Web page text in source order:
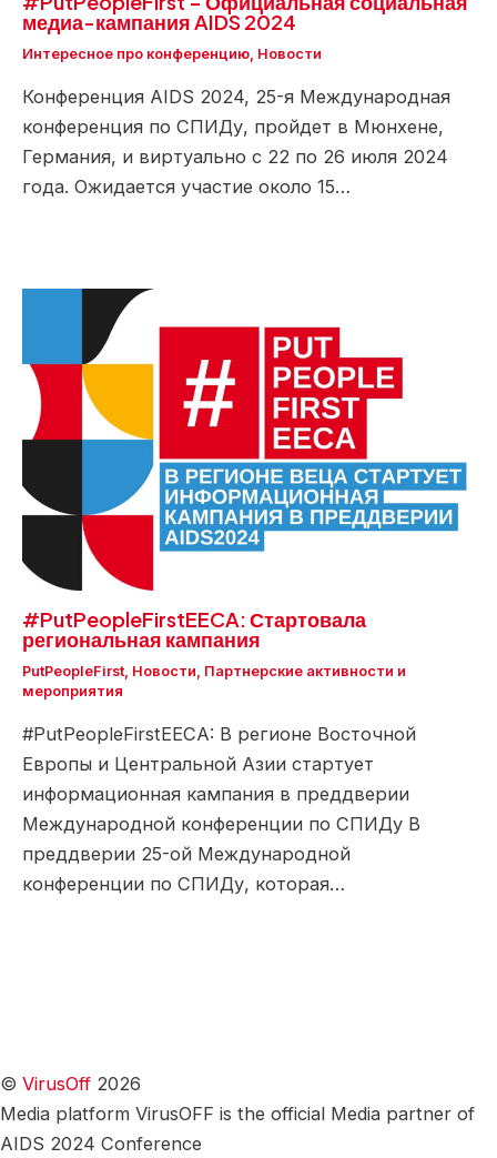
медиа-кампания AIDS 2024
Интересное про конференцию Новости
Конференция AIDS 2024, 25-я Международная
конференция по СПИДу, пройдет в Мюнхене,
Германия, и виртуально с 22 по 26 июля 2024
года. Ожидается участие около 15…
#PutPeopleFirstEECA: Стартовала
региональная кампания
PutPeopleFirst Новости Партнерские активности и
мероприятия
#PutPeopleFirstEECA: В регионе Восточной
Европы и Центральной Азии стартует
информационная кампания в преддверии
Международной конференции по СПИДу В
преддверии 25-ой Международной
конференции по СПИДу, которая…
© VirusOff 2026
Media platform VirusOFF is the official Media partner of
AIDS 2024 Conference